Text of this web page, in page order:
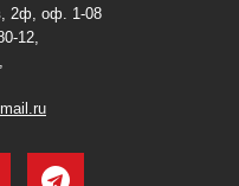
2ф, оф. 1-08
12,